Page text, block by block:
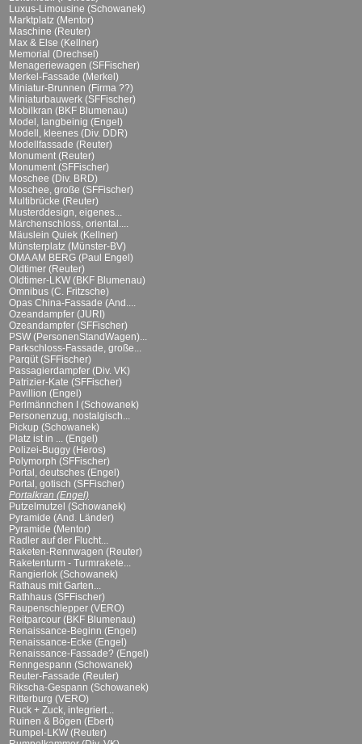
Luxus-Limousine (Schowanek)
Marktplatz (Mentor)
Maschine (Reuter)
Max & Else (Kellner)
Memorial (Drechsel)
Menageriewagen (SFFischer)
Merkel-Fassade (Merkel)
Miniatur-Brunnen (Firma ??)
Miniaturbauwerk (SFFischer)
Mobilkran (BKF Blumenau)
Model, langbeinig (Engel)
Modell, kleenes (Div. DDR)
Modellfassade (Reuter)
Monument (Reuter)
Monument (SFFischer)
Moschee (Div. BRD)
Moschee, große (SFFischer)
Multibrücke (Reuter)
Musterddesign, eigenes...
Märchenschloss, oriental....
Mäuslein Quiek (Kellner)
Münsterplatz (Münster-BV)
OMA AM BERG (Paul Engel)
Oldtimer (Reuter)
Oldtimer-LKW (BKF Blumenau)
Omnibus (C. Fritzsche)
Opas China-Fassade (And....
Ozeandampfer (JURI)
Ozeandampfer (SFFischer)
PSW (PersonenStandWagen)...
Parkschloss-Fassade, große...
Parqüt (SFFischer)
Passagierdampfer (Div. VK)
Patrizier-Kate (SFFischer)
Pavillion (Engel)
Perlmännchen I (Schowanek)
Personenzug, nostalgisch...
Pickup (Schowanek)
Platz ist in ... (Engel)
Polizei-Buggy (Heros)
Polymorph (SFFischer)
Portal, deutsches (Engel)
Portal, gotisch (SFFischer)
Portalkran (Engel)
Putzelmutzel (Schowanek)
Pyramide (And. Länder)
Pyramide (Mentor)
Radler auf der Flucht...
Raketen-Rennwagen (Reuter)
Raketenturm - Turmrakete...
Rangierlok (Schowanek)
Rathaus mit Garten...
Rathhaus (SFFischer)
Raupenschlepper (VERO)
Reitparcour (BKF Blumenau)
Renaissance-Beginn (Engel)
Renaissance-Ecke (Engel)
Renaissance-Fassade? (Engel)
Renngespann (Schowanek)
Reuter-Fassade (Reuter)
Rikscha-Gespann (Schowanek)
Ritterburg (VERO)
Ruck + Zuck, integriert...
Ruinen & Bögen (Ebert)
Rumpel-LKW (Reuter)